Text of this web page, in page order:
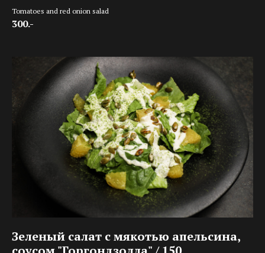
Tomatoes and red onion salad
300.-
Зеленый салат с мякотью апельсина,